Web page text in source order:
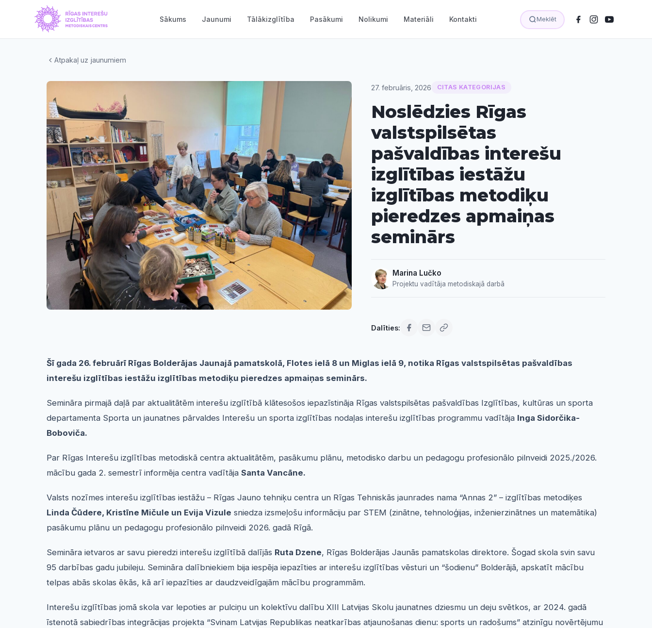
Sākums Jaunumi Tālākizglītība Pasākumi Nolikumi Materiāli Kontakti Meklēt
Atpakaļ uz jaunumiem
27. februāris, 2026 CITAS KATEGORIJAS
Noslēdzies Rīgas
valstspilsētas
pašvaldības interešu
izglītības iestāžu
izglītības metodiķu
pieredzes apmaiņas
seminārs
Marina Lučko
Projektu vadītāja metodiskajā darbā
Dalīties:
Šī gada 26. februārī Rīgas Bolderājas Jaunajā pamatskolā, Flotes ielā 8 un Miglas ielā 9, notika Rīgas valstspilsētas pašvaldības
interešu izglītības iestāžu izglītības metodiķu pieredzes apmaiņas seminārs.
Semināra pirmajā daļā par aktualitātēm interešu izglītībā klātesošos iepazīstināja Rīgas valstspilsētas pašvaldības Izglītības, kultūras un sporta
departamenta Sporta un jaunatnes pārvaldes Interešu un sporta izglītības nodaļas interešu izglītības programmu vadītāja Inga Sidorčika-
Boboviča.
Par Rīgas Interešu izglītības metodiskā centra aktualitātēm, pasākumu plānu, metodisko darbu un pedagogu profesionālo pilnveidi 2025./2026.
mācību gada 2. semestrī informēja centra vadītāja Santa Vancāne.
Valsts nozīmes interešu izglītības iestāžu – Rīgas Jauno tehniķu centra un Rīgas Tehniskās jaunrades nama “Annas 2” – izglītības metodiķes
Linda Čūdere, Kristīne Mičule un Evija Vizule sniedza izsmeļošu informāciju par STEM (zinātne, tehnoloģijas, inženierzinātnes un matemātika)
pasākumu plānu un pedagogu profesionālo pilnveidi 2026. gadā Rīgā.
Semināra ietvaros ar savu pieredzi interešu izglītībā dalījās Ruta Dzene, Rīgas Bolderājas Jaunās pamatskolas direktore. Šogad skola svin savu
95 darbības gadu jubileju. Semināra dalībniekiem bija iespēja iepazīties ar interešu izglītības vēsturi un “šodienu” Bolderājā, apskatīt mācību
telpas abās skolas ēkās, kā arī iepazīties ar daudzveidīgajām mācību programmām.
Interešu izglītības jomā skola var lepoties ar pulciņu un kolektīvu dalību XIII Latvijas Skolu jaunatnes dziesmu un deju svētkos, ar 2024. gadā
īstenotā sabiedrības integrācijas projekta “Svinam Latvijas Republikas neatkarības atjaunošanas dienu: sports un radošums” atzinīgu novērtējumu